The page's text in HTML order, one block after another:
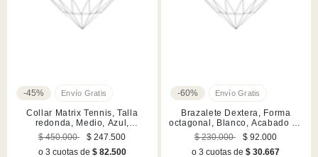
-45%
Collar Matrix Tennis, Talla
redonda, Medio, Azul,
Acabado en rodio
$ 450.000
$ 247.500
o 3 cuotas de $ 82.500
-60%
Brazalete Dextera, Forma
octagonal, Blanco, Acabado en
rodio
$ 230.000
$ 92.000
o 3 cuotas de$ 30.667